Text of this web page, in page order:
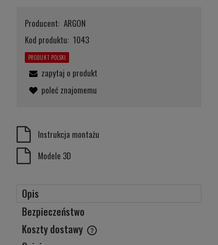
Producent: ARGON
Kod produktu: 1043
PRODUKT POLSKI
zapytaj o produkt
poleć znajomemu
Instrukcja montażu
Modele 3D
Opis
Bezpieczeństwo
Koszty dostawy
Cena nie zawiera ewentualnych kosztów płatności